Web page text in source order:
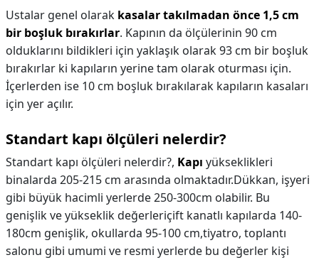
Ustalar genel olarak kasalar takılmadan önce 1,5 cm
bir boşluk bırakırlar. Kapının da ölçülerinin 90 cm
olduklarını bildikleri için yaklaşık olarak 93 cm bir boşluk
bırakırlar ki kapıların yerine tam olarak oturması için.
İçerlerden ise 10 cm boşluk bırakılarak kapıların kasaları
için yer açılır.
Standart kapı ölçüleri nelerdir?
Standart kapı ölçüleri nelerdir?, Kapı yükseklikleri
binalarda 205-215 cm arasında olmaktadır.Dükkan, işyeri
gibi büyük hacimli yerlerde 250-300cm olabilir. Bu
genişlik ve yükseklik değerleriçift kanatlı kapılarda 140-
180cm genişlik, okullarda 95-100 cm,tiyatro, toplantı
salonu gibi umumi ve resmi yerlerde bu değerler kişi